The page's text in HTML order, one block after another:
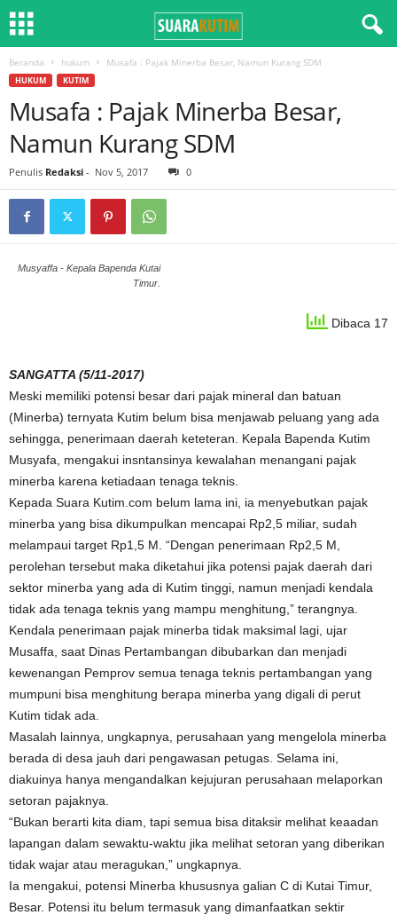
Beranda hukum Musafa : Pajak Minerba Besar, Namun Kurang SDM
HUKUM KUTIM
Musafa : Pajak Minerba Besar,
Namun Kurang SDM
Penulis Redaksi - Nov 5, 2017 0
Musyaffa - Kepala Bapenda Kutai
Timur.
Dibaca 17
SANGATTA (5/11-2017)
Meski memiliki potensi besar dari pajak mineral dan batuan
(Minerba) ternyata Kutim belum bisa menjawab peluang yang ada
sehingga, penerimaan daerah keteteran. Kepala Bapenda Kutim
Musyafa, mengakui insntansinya kewalahan menangani pajak
minerba karena ketiadaan tenaga teknis.
Kepada Suara Kutim.com belum lama ini, ia menyebutkan pajak
minerba yang bisa dikumpulkan mencapai Rp2,5 miliar, sudah
melampaui target Rp1,5 M. “Dengan penerimaan Rp2,5 M,
perolehan tersebut maka diketahui jika potensi pajak daerah dari
sektor minerba yang ada di Kutim tinggi, namun menjadi kendala
tidak ada tenaga teknis yang mampu menghitung,” terangnya.
Kendala penerimaan pajak minerba tidak maksimal lagi, ujar
Musaffa, saat Dinas Pertambangan dibubarkan dan menjadi
kewenangan Pemprov semua tenaga teknis pertambangan yang
mumpuni bisa menghitung berapa minerba yang digali di perut
Kutim tidak ada.
Masalah lainnya, ungkapnya, perusahaan yang mengelola minerba
berada di desa jauh dari pengawasan petugas. Selama ini,
diakuinya hanya mengandalkan kejujuran perusahaan melaporkan
setoran pajaknya.
“Bukan berarti kita diam, tapi semua bisa ditaksir melihat keaadan
lapangan dalam sewaktu-waktu jika melihat setoran yang diberikan
tidak wajar atau meragukan,” ungkapnya.
Ia mengakui, potensi Minerba khususnya galian C di Kutai Timur,
Besar. Potensi itu belum termasuk yang dimanfaatkan sektir